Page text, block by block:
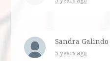
Sandra Galindo
5 years ago